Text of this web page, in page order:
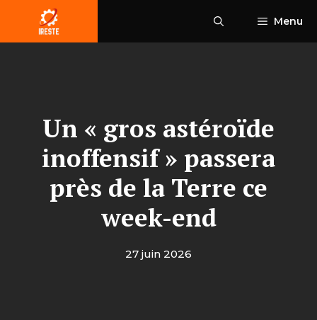
contenu
Menu
Un « gros astéroïde
inoffensif » passera
près de la Terre ce
week-end
27 juin 2026